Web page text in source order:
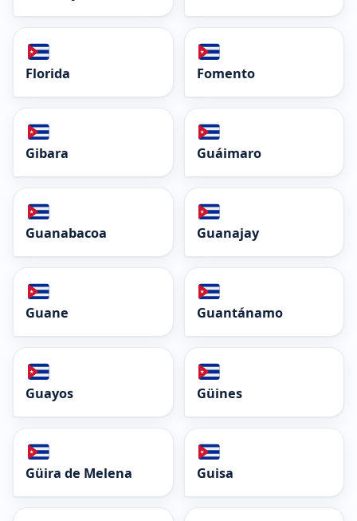
Florida Fomento
Gibara Guáimaro
Guanabacoa Guanajay
Guane Guantánamo
Guayos Güines
Güira de Melena Guisa